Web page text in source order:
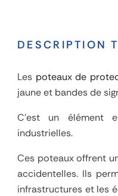
DESCRIPTION
Les poteaux de
jaune et bandes de
C'est un élément
industrielles.
Ces poteaux offrent
accidentelles. Ils
infrastructures et les